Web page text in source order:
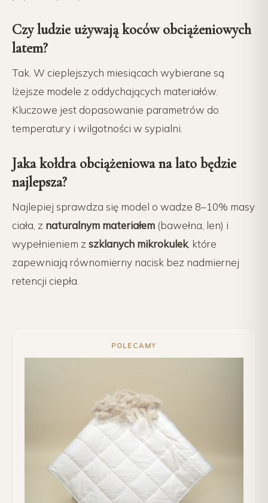
Czy ludzie używają koców obciążeniowych
latem?
Tak. W cieplejszych miesiącach wybierane są
lżejsze modele z oddychających materiałów.
Kluczowe jest dopasowanie parametrów do
temperatury i wilgotności w sypialni.
Jaka kołdra obciążeniowa na lato będzie
najlepsza?
Najlepiej sprawdza się model o wadze 8–10% masy
ciała, z naturalnym materiałem (bawełna, len) i
wypełnieniem z szklanych mikrokulek, które
zapewniają równomierny nacisk bez nadmiernej
retencji ciepła.
POLECAMY